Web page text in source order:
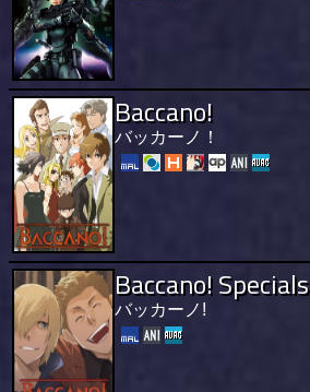
Baccano!
バッカーノ！
Baccano! Specials
バッカーノ!